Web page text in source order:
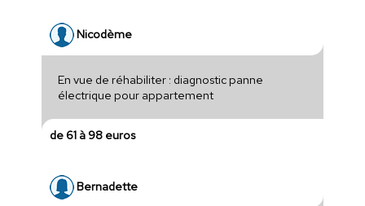
Nicodème
En vue de réhabiliter : diagnostic panne
électrique pour appartement
de 61 à 98 euros
Bernadette